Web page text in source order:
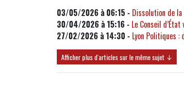
03/05/2026 à 06:15 - Dissolution de
30/04/2026 à 15:16 - Le Conseil
27/02/2026 à 14:30 - Lyon Politiques
Afficher plus d'articles sur le même sujet ↓